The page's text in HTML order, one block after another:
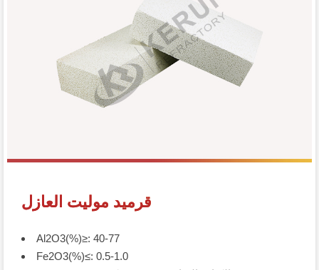
قرميد موليت العازل
Al2O3(%)≥: 40-77
Fe2O3(%)≤: 0.5-1.0